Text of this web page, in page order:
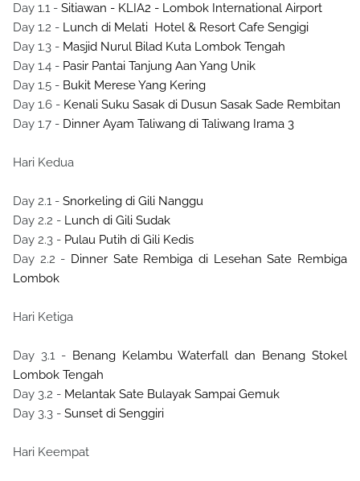
Day 1.1 - Sitiawan - KLIA2 - Lombok International Airport
Day 1.2 - Lunch di Melati Hotel & Resort Cafe Sengigi
Day 1.3 - Masjid Nurul Bilad Kuta Lombok Tengah
Day 1.4 - Pasir Pantai Tanjung Aan Yang Unik
Day 1.5 - Bukit Merese Yang Kering
Day 1.6 - Kenali Suku Sasak di Dusun Sasak Sade Rembitan
Day 1.7 - Dinner Ayam Taliwang di Taliwang Irama 3
Hari Kedua
Day 2.1 - Snorkeling di Gili Nanggu
Day 2.2 - Lunch di Gili Sudak
Day 2.3 - Pulau Putih di Gili Kedis
Day 2.2 - Dinner Sate Rembiga di Lesehan Sate Rembiga
Lombok
Hari Ketiga
Day 3.1 - Benang Kelambu Waterfall dan Benang Stokel
Lombok Tengah
Day 3.2 - Melantak Sate Bulayak Sampai Gemuk
Day 3.3 - Sunset di Senggiri
Hari Keempat